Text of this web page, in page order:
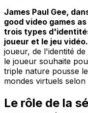
James Paul Gee,
good video games
trois types
joueur et le jeu vidéo.
joueur, de l'identité
le joueur souhaite
triple nature pousse
mondes virtuels
Le rôle de la